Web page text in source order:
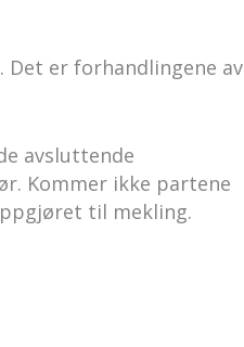
Det er forhandlingene av
avsluttende
Kommer ikke partene
til mekling.